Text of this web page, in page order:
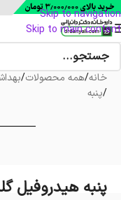
Skip to navigation
Skip to main content
خانه/همه محصولات/
/پنبه
پنبه هیدروفیل